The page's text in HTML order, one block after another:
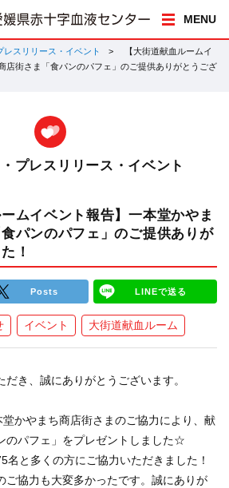
MENU
レスリリース・イベント
【大街道献血ルームイ
店街さま「食パンのパフェ」のご提供ありがとうござ
プレスリリース・イベント
ームイベント報告】一本堂かやま
パンのパフェ」のご提供ありが
！
Posts LINEで送る
イベント 大街道献血ルーム
き、誠にありがとうございます。
堂かやまち商店街さまのご協力により、献
のパフェ」をプレゼントしました☆
名と多くの方にご協力いただきました！
ご協力も大変多かったです。誠にありが